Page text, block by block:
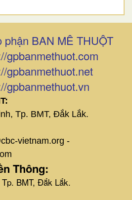
phận BAN MÊ THUỘT
gpbanmethuot.com
gpbanmethuot.net
gpbanmethuot.vn
Tp. BMT, Đắk Lắk.
vietnam.org -
Thông:
BMT, Đắk Lắk.